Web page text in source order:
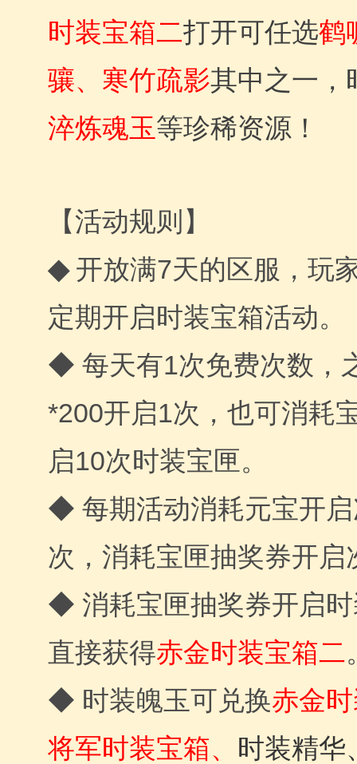
时装宝箱二打开可任选鹤
骧、寒竹疏影其中之一，
淬炼魂玉等珍稀资源！
【活动规则】
◆ 开放满7天的区服，玩
定期开启时装宝箱活动。
◆ 每天有1次免费次数，
*200开启1次，也可消耗
启10次时装宝匣。
◆ 每期活动消耗元宝开
次，消耗宝匣抽奖券开启
◆ 消耗宝匣抽奖券开启
直接获得赤金时装宝箱二
◆ 时装魄玉可兑换赤金
将军时装宝箱、 时装精华